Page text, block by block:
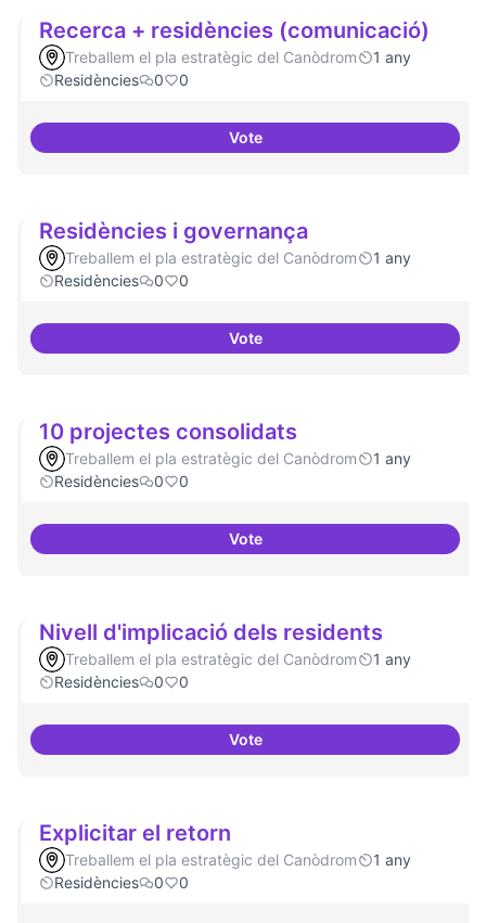
Recerca + residències (comunicació)
Treballem el pla estratègic del Canòdrom
1 any
Residències
0 0
VoteRecerca + residències
Residències i governança
Treballem el pla estratègic del Canòdrom
1 any
Residències
0 0
VoteResidències i governança
10 projectes consolidats
Treballem el pla estratègic del Canòdrom
1 any
Residències
0 0
Vote10 projectes consolidats
Nivell d'implicació dels residents
Treballem el pla estratègic del Canòdrom
1 any
Residències
0 0
VoteNivell d'implicació dels residents
Explicitar el retorn
Treballem el pla estratègic del Canòdrom
1 any
Residències
0 0